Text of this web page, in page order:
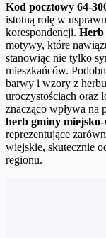
Kod pocztowy 64-
istotną rolę w
korespondencji. Herb
motywy, które
stanowiąc nie tylko
mieszkańców.
barwy i wzory z
uroczystościach oraz
znacząco wpływa na
herb gminy
reprezentujące
wiejskie, skutecznie
regionu.